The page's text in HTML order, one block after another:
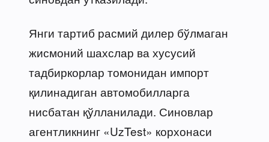
Янги тартиб расмий дилер бўлмаган
жисмоний шахслар ва хусусий
тадбиркорлар томонидан импорт
қилинадиган автомобилларга
нисбатан қўлланилади. Синовлар
агентликнинг «UzTest» корхонаси